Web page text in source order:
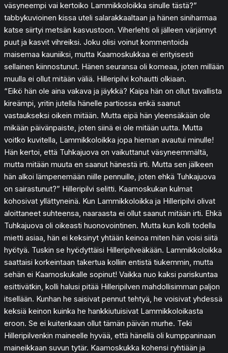
väsyneempi vai kertoiko Lammikkoloikka sinulle tästä?”
tabbykuvioinen kissa uteli salarakkaaltaan ja hänen siniharmaa
katse siirtyi metsän kasvustoon. Viherlehti oli jälleen värjännyt
puut ja kasvit vihreiksi. Joku olisi voinut kommentoida
maisemaa kauniiksi, mutta Kaamoskukkaa ei erityisesti
sellainen kiinnostunut. Hänen seuransa oli komeaa, joten millään
muulla ei ollut mitään väliä. Hilleripilvi kohautti olkiaan.
“Eikö hän ole aina vakava ja jäykkä? Kaipa hän on ollut tavallista
kireämpi, yritin jutella hänelle partiossa enkä saanut
vastaukseksi oikein mitään. Mutta eipä hän yleensäkään ole
mikään päivänpaiste, joten siinä ei ole mitään uutta. Mutta
voitko kuvitella, Lammikkoloikka jopa hieman avautui minulle!
Hän kertoi, että Tuhkajuova on vaikuttanut väsyneemmältä,
mutta mitään muuta en saanut hänestä irti. Mutta sen jälkeen
hän alkoi lämpenemään niille pennuille, joten ehkä Tuhkajuova
on sairastunut?” Hilleripilvi selitti. Kaamoskukan kulmat
kohosivat yllättyneinä. Kun Lammikkoloikka ja Hilleripilvi olivat
aloittaneet suhteensa, naaraasta ei ollut saanut mitään irti. Ehkä
Tuhkajuova oli oikeasti huonovointinen. Mutta kun kolli todella
mietti asiaa, hän ei keksinyt yhtään keinoa miten hän voisi siitä
hyötyä. Tuskin se hyödyttäisi Hilleripilveäkään. Lammikkoloikka
saattaisi korkeintaan takertua kolliin entistä tiukemmin, mutta
sehän ei Kaamoskukalle sopinut! Vaikka nuo kaksi pariskuntaa
esittivätkin, kolli halusi pitää Hilleripilven mahdollisimman paljon
itsellään. Kunhan he saisivat pennut tehtyä, he voisivat yhdessä
keksiä keinon kuinka he hankkiutuisivat Lammikkoloikasta
eroon. Se ei kuitenkaan ollut tämän päivän murhe. Teki
Hilleripilvenkin maineelle hyvää, että hänellä oli kumppaninaan
maineikkaan suvun tytär. Kaamoskukka kohensi ryhtiään ja